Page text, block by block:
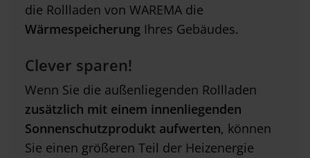
die Rollladen von WAREMA die
Wärmespeicherung Ihres Gebäudes.
Clever sparen!
Wenn Sie die außenliegenden Rollladen
zusätzlich mit einem innenliegenden
Sonnenschutzprodukt aufwerten, können
Sie einen größeren Teil der Heizenergie